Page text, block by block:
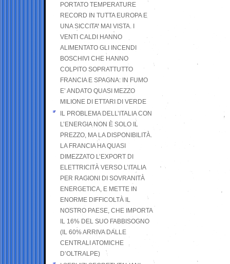
PORTATO TEMPERATURE
RECORD IN TUTTA EUROPA E
UNA SICCITA’ MAI VISTA. I
VENTI CALDI HANNO
ALIMENTATO GLI INCENDI
BOSCHIVI CHE HANNO
COLPITO SOPRATTUTTO
FRANCIA E SPAGNA: IN FUMO
E’ ANDATO QUASI MEZZO
MILIONE DI ETTARI DI VERDE
IL PROBLEMA DELL’ITALIA CON
L’ENERGIA NON È SOLO IL
PREZZO, MA LA DISPONIBILITÀ.
LA FRANCIA HA QUASI
DIMEZZATO L’EXPORT DI
ELETTRICITÀ VERSO L’ITALIA
PER RAGIONI DI SOVRANITÀ
ENERGETICA, E METTE IN
ENORME DIFFICOLTÀ IL
NOSTRO PAESE, CHE IMPORTA
IL 16% DEL SUO FABBISOGNO
(IL 60% ARRIVA DALLE
CENTRALI ATOMICHE
D’OLTRALPE)